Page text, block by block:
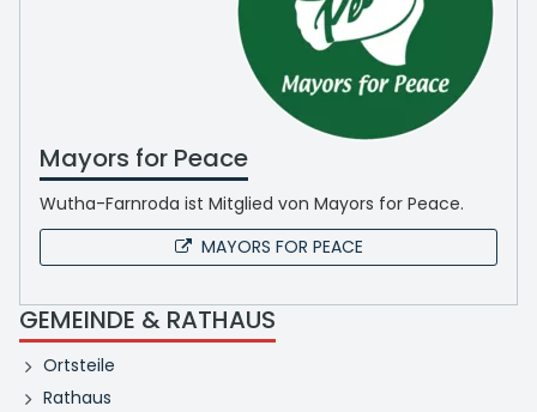
Mayors for Peace
Wutha-Farnroda ist Mitglied von Mayors for Peace.
MAYORS FOR PEACE
GEMEINDE & RATHAUS
Ortsteile
Rathaus